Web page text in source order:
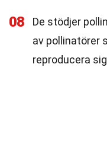
08
De stödjer
av pollinatörer
reproducera